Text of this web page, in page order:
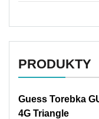
PRODUKTY
Guess Torebka
4G Triangle